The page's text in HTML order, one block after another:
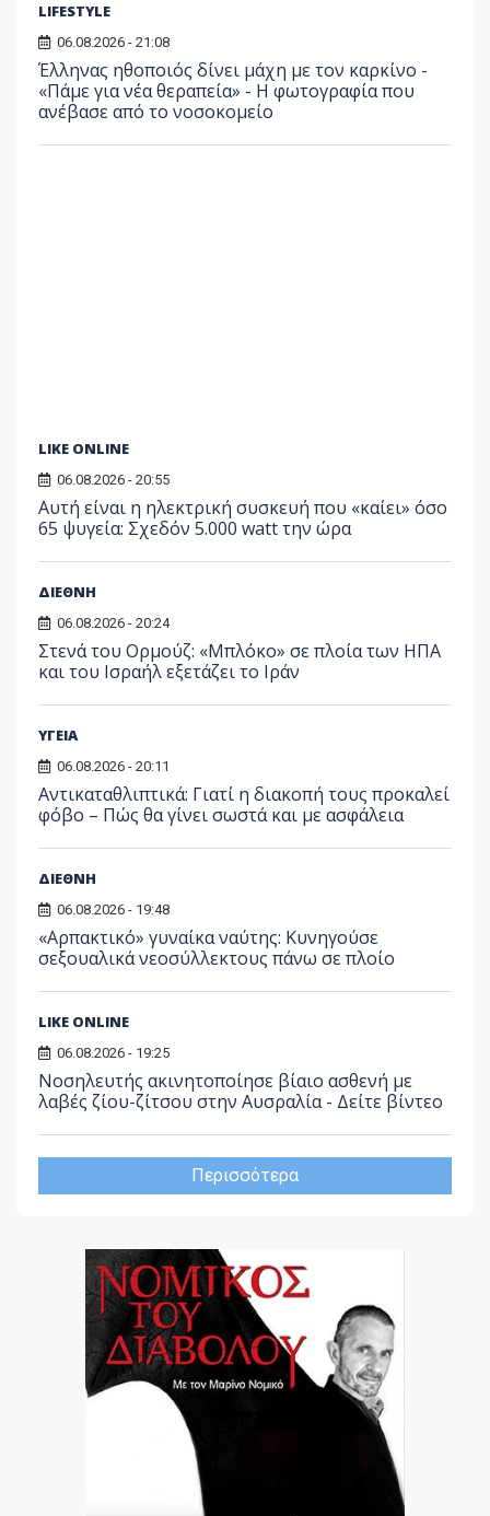
LIFESTYLE
06.08.2026 - 21:08
Έλληνας ηθοποιός δίνει μάχη με τον καρκίνο -
«Πάμε για νέα θεραπεία» - Η φωτογραφία που
ανέβασε από το νοσοκομείο
LIKE ONLINE
06.08.2026 - 20:55
Αυτή είναι η ηλεκτρική συσκευή που «καίει» όσο
65 ψυγεία: Σχεδόν 5.000 watt την ώρα
ΔΙΕΘΝΗ
06.08.2026 - 20:24
Στενά του Ορμούζ: «Μπλόκο» σε πλοία των ΗΠΑ
και του Ισραήλ εξετάζει το Ιράν
ΥΓΕΙΑ
06.08.2026 - 20:11
Αντικαταθλιπτικά: Γιατί η διακοπή τους προκαλεί
φόβο – Πώς θα γίνει σωστά και με ασφάλεια
ΔΙΕΘΝΗ
06.08.2026 - 19:48
«Αρπακτικό» γυναίκα ναύτης: Κυνηγούσε
σεξουαλικά νεοσύλλεκτους πάνω σε πλοίο
LIKE ONLINE
06.08.2026 - 19:25
Νοσηλευτής ακινητοποίησε βίαιο ασθενή με
λαβές ζίου-ζίτσου στην Αυσραλία - Δείτε βίντεο
Περισσότερα